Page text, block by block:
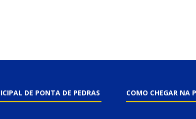
DE PONTA DE PEDRAS COMO CHEGAR NA